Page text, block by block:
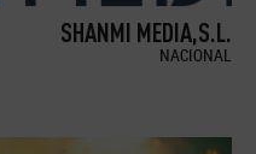
SHANMI MEDIA,S.L.
NACIONAL